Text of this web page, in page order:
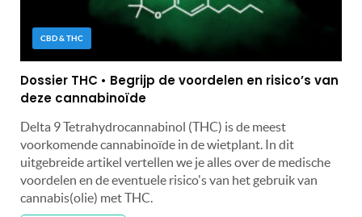
CBD & THC
Dossier THC • Begrijp de voordelen en risico’s van
deze cannabinoïde
Delta 9 Tetrahydrocannabinol (THC) is de meest
voorkomende cannabinoïde in de wietplant. In dit
uitgebreide artikel vertellen we je alles over de medische
voordelen en de eventuele risico's van het gebruik van
cannabis(olie) met THC.